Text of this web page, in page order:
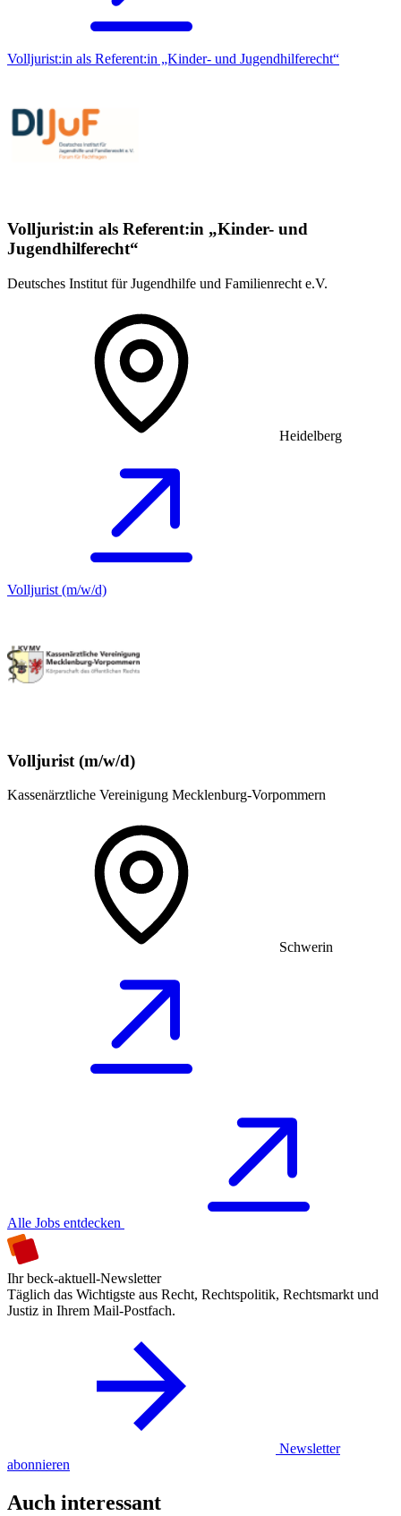
Volljurist:in als Referent:in „Kinder- und Jugendhilferecht“
Volljurist:in als Referent:in „Kinder- und
Jugendhilferecht“
Deutsches Institut für Jugendhilfe und Familienrecht e.V.
Heidelberg
Volljurist (m/w/d)
Volljurist (m/w/d)
Kassenärztliche Vereinigung Mecklenburg-Vorpommern
Schwerin
Alle Jobs entdecken
Ihr beck-aktuell-Newsletter
Täglich das Wichtigste aus Recht, Rechtspolitik, Rechtsmarkt und
Justiz in Ihrem Mail-Postfach.
Newsletter
abonnieren
Auch interessant